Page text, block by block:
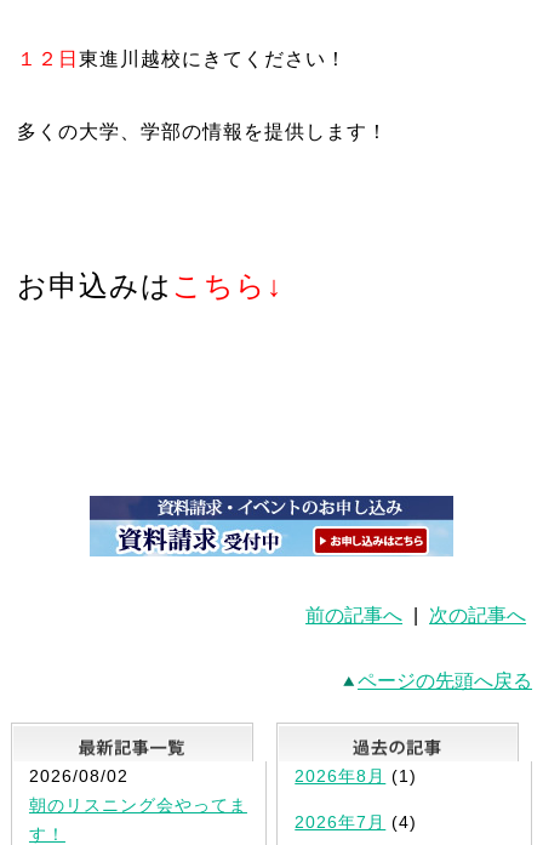
１２日 東進川越校にきてください！
多くの大学、学部の情報を提供します！
お申込みは こちら↓
前の記事へ 次の記事へ
ページの先頭へ戻る
最新記事一覧
2026/08/02
朝のリスニング会やってま
す！
2026年8月 (1)
2026年7月 (4)